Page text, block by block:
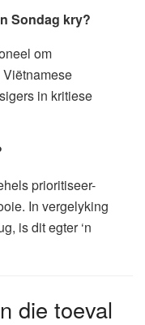
Sondag kry?
om
in kritiese
prioritiseer-
In vergelyking
is dit egter ‘n
die toeval